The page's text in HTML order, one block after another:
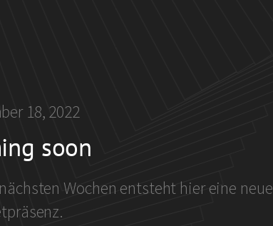
18, 2022
soon
Wochen entsteht hier eine neue